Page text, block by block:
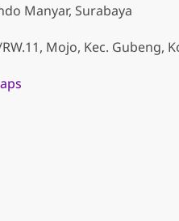
Manyar, Surabaya
Mojo, Kec. Gubeng,